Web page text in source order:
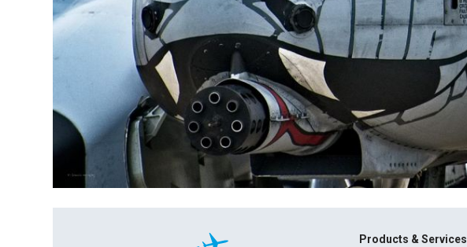
Products & Services